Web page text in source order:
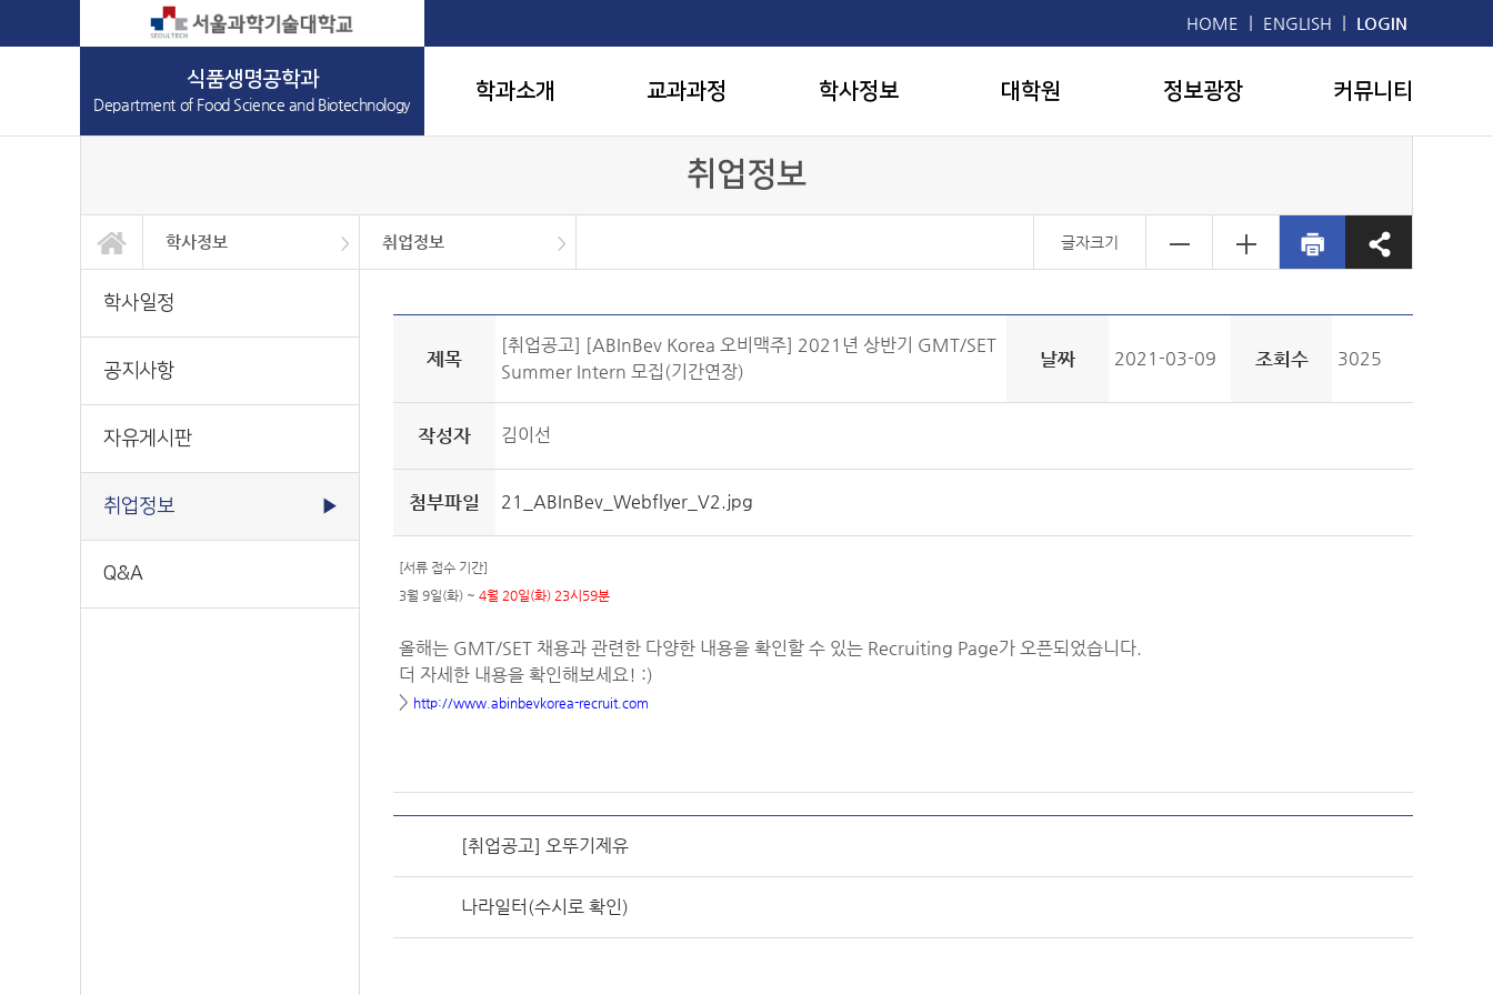
HOME | ENGLISH | LOGIN
식품생명공학과
Department of Food Science and Biotechnology
학과소개 교과과정 학사정보 대학원 정보광장 커뮤니티
취업정보
학사정보
학과소개
교과과정
학사정보
대학원
정보광장
커뮤니티
취업정보
학사일정
공지사항
자유게시판
취업정보
Q&A
글자크기
학사일정
공지사항
자유게시판
취업정보 ▶
Q&A
제목
[취업공고] [ABInBev Korea 오비맥주] 2021년 상반기 GMT/SET
Summer Intern 모집(기간연장)
날짜 2021-03-09 조회수 3025
작성자 김이선
첨부파일 21_ABInBev_Webflyer_V2.jpg
[서류 접수 기간]
3월 9일(화) ~ 4월 20일(화) 23시59분
올해는 GMT/SET 채용과 관련한 다양한 내용을 확인할 수 있는 Recruiting Page가 오픈되었습니다.
더 자세한 내용을 확인해보세요! :)
> http://www.abinbevkorea-recruit.com
[취업공고] 오뚜기제유
나라일터(수시로 확인)